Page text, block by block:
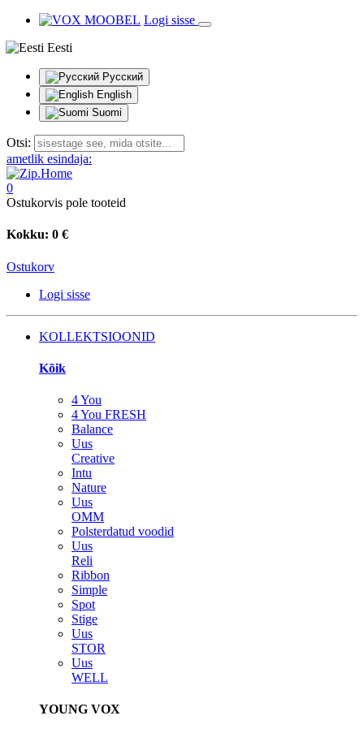
Logi sisse
Eesti
Русский
English
Suomi
Otsi:
ametlik esindaja:
0
Ostukorvis pole tooteid
Kokku: 0 €
Ostukorv
Logi sisse
KOLLEKTSIOONID
Kõik
4 You
4 You FRESH
Balance
Uus
Creative
Intu
Nature
Uus
OMM
Polsterdatud voodid
Uus
Reli
Ribbon
Simple
Spot
Stige
Uus
STOR
Uus
WELL
YOUNG VOX